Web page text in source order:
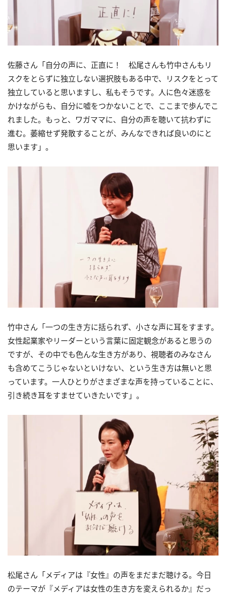
佐藤さん「自分の声に、正直に！ 松尾さんも竹中さんもリ
スクをとらずに独立しない選択肢もある中で、リスクをとって
独立していると思いますし、私もそうです。人に色々迷惑を
かけながらも、自分に嘘をつかないことで、ここまで歩んでこ
れました。もっと、ワガママに、自分の声を聴いて抗わずに
進む。萎縮せず発散することが、みんなできれば良いのにと
思います」。
竹中さん「一つの生き方に括られず、小さな声に耳をすます。
女性起業家やリーダーという言葉に固定観念があると思うの
ですが、その中でも色んな生き方があり、視聴者のみなさん
も含めてこうじゃないといけない、という生き方は無いと思
っています。一人ひとりがさまざまな声を持っていることに、
引き続き耳をすませていきたいです」。
松尾さん「メディアは『女性』の声をまだまだ聴ける。今日
のテーマが『メディアは女性の生き方を変えられるか』だっ